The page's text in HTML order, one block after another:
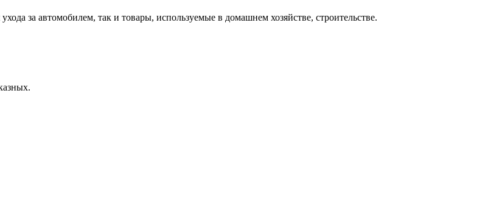
за автомобилем, так и товары, используемые в домашнем хозяйстве, строительстве.